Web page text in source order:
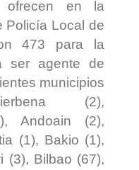
en la
Policía Local de
473 para la
ser agente de
municipios
(2),
Andoain (2),
(1), Bakio (1),
(3), Bilbao (67),